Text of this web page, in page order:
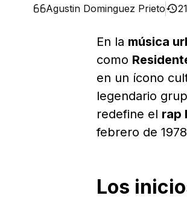
Agustin Dominguez Prieto
En la música
como
en un ícono
legendario
redefine el rap
febrero de
Los